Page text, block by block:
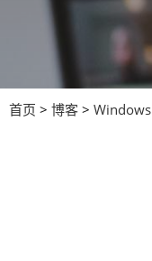
首页 > 博客 > Windows